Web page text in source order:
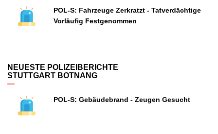
POL-S: Fahrzeuge Zerkratzt - Tatverdächtige
Vorläufig Festgenommen
NEUESTE POLIZEIBERICHTE
STUTTGART BOTNANG
POL-S: Gebäudebrand - Zeugen Gesucht